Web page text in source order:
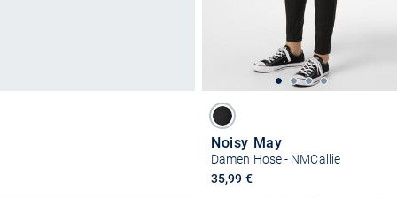
Noisy May
Damen Hose - NMCallie
35,99 €